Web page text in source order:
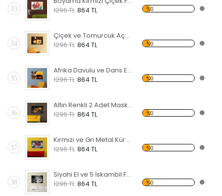
33
1296 TL 864 TL %0
34
Çiçek ve Tomurcuk Açmış Manolya Forex Tablo
1296 TL 864 TL %0
35
Afrika Davulu ve Dans Eden Siyahi Forex Tablo
1296 TL 864 TL %0
36
Altın Renkli 2 Adet Maske Forex Tablo
1296 TL 864 TL %0
37
Kırmızı ve Gri Metal Küreler Forex Tablo
1296 TL 864 TL %0
38
Siyahi El ve 5 İskambil Forex Tablo
1296 TL 864 TL %0